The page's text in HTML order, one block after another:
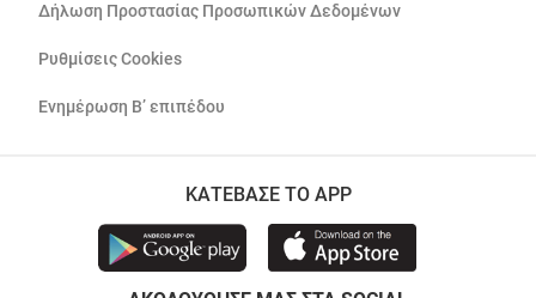
Δήλωση Προστασίας Προσωπικών Δεδομένων
Ρυθμίσεις Cookies
Ενημέρωση Β’ επιπέδου
ΚΑΤΕΒΑΣΕ ΤΟ APP